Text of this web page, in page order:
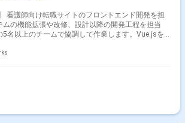
ムの機能拡張や改修、設計以降の開発工程を担当
5名以上のチームで協調して作業します。Vue.jsを
、SCSSを用いたフロントエンド開発 ・システ